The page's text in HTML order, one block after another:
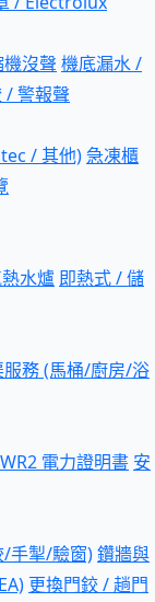
沒聲 機底漏水 /
/ 警報聲
/ 其他)急凍櫃
水爐 即熱式 / 儲
服務 (馬桶/廚房/浴
電力證明書 安
/手掣/驗窗)鑽牆與
更換門鉸 / 趟門